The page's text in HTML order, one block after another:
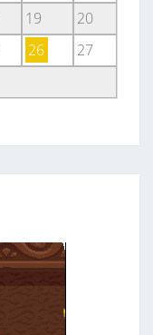
19
20
26
27